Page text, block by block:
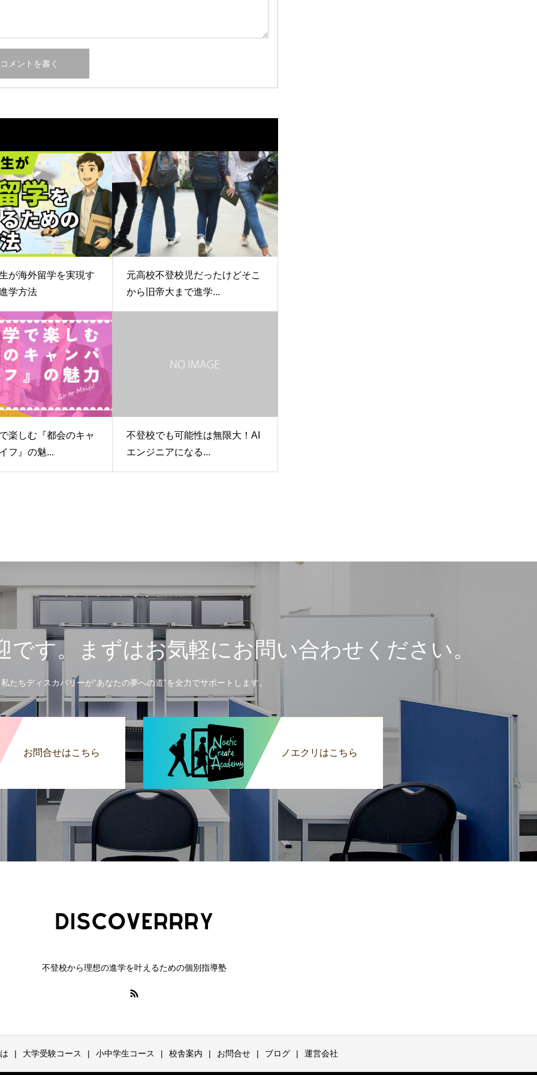
が海外留学を実現す
学方法
元高校不登校児だったけどそこ
から旧帝大まで進学...
楽しむ『都会のキャ
フ』の魅...
不登校でも可能性は無限大！AI
エンジニアになる...
す。まずはお気軽にお問い合わせください。
私たちディスカバリーが“あなたの夢への道”を全力でサポートします。
お問合せはこちら ノエクリはこちら
不登校から理想の進学を叶えるための個別指導塾
大学受験コース 小中学生コース 校舎案内 お問合せ ブログ 運営会社